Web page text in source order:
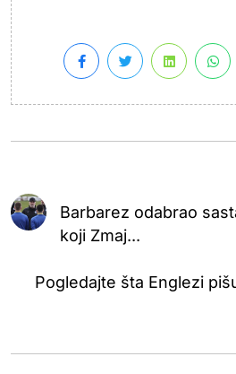
Barbarez odabrao
koji Zmaj...
Pogledajte šta Englezi